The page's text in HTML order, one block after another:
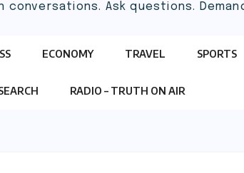
conversations. Ask questions.
ECONOMY TRAVEL SPORTS
RADIO – TRUTH ON AIR